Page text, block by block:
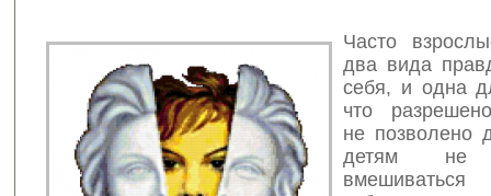
Часто
два вида
себя, и одна
что
не позволено
детям не